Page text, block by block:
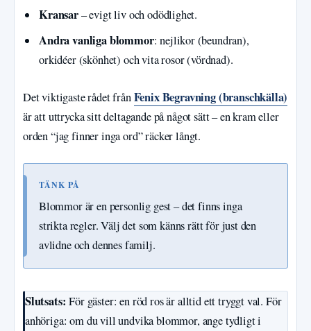
Kransar– evigt liv och odödlighet.
Andra vanliga blommor: nejlikor (beundran),
orkidéer (skönhet) och vita rosor (vördnad).
Det viktigaste rådet frånFenix Begravning (branschkälla)
är att uttrycka sitt deltagande på något sätt – en kram eller
orden “jag finner inga ord” räcker långt.
TÄNK PÅ
Blommor är en personlig gest – det finns inga
strikta regler. Välj det som känns rätt för just den
avlidne och dennes familj.
Slutsats: För gäster: en röd ros är alltid ett tryggt val. För
anhöriga: om du vill undvika blommor, ange tydligt i